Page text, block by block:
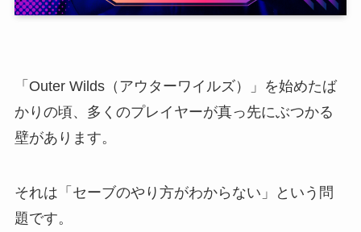
「Outer Wilds（アウターワイルズ）」を始めたば
かりの頃、多くのプレイヤーが真っ先にぶつかる
壁があります。
それは「セーブのやり方がわからない」という問
題です。